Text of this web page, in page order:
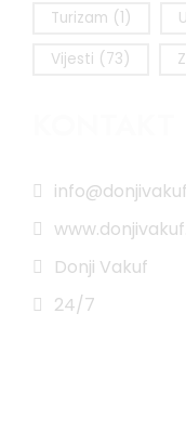
Turizam (1)
Vijesti (73)
Donji Vakuf
24/7